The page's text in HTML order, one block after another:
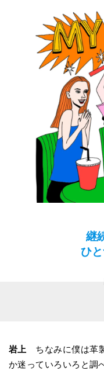
継
ひ
岩上 ちなみに僕は革
か迷っていろいろと調